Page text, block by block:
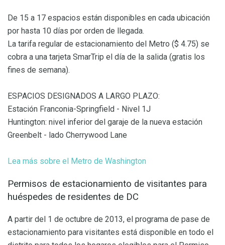
De 15 a 17 espacios están disponibles en cada ubicación
por hasta 10 días por orden de llegada.
La tarifa regular de estacionamiento del Metro ($ 4.75) se
cobra a una tarjeta SmarTrip el día de la salida (gratis los
fines de semana).
ESPACIOS DESIGNADOS A LARGO PLAZO:
Estación Franconia-Springfield - Nivel 1J
Huntington: nivel inferior del garaje de la nueva estación
Greenbelt - lado Cherrywood Lane
Lea más sobre el Metro de Washington
Permisos de estacionamiento de visitantes para
huéspedes de residentes de DC
A partir del 1 de octubre de 2013, el programa de pase de
estacionamiento para visitantes está disponible en todo el